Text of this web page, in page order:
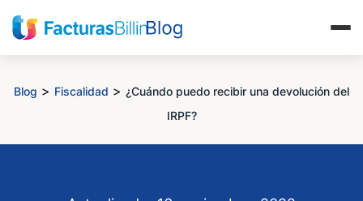
Blog > Fiscalidad > ¿Cuándo puedo recibir una devolución del
IRPF?